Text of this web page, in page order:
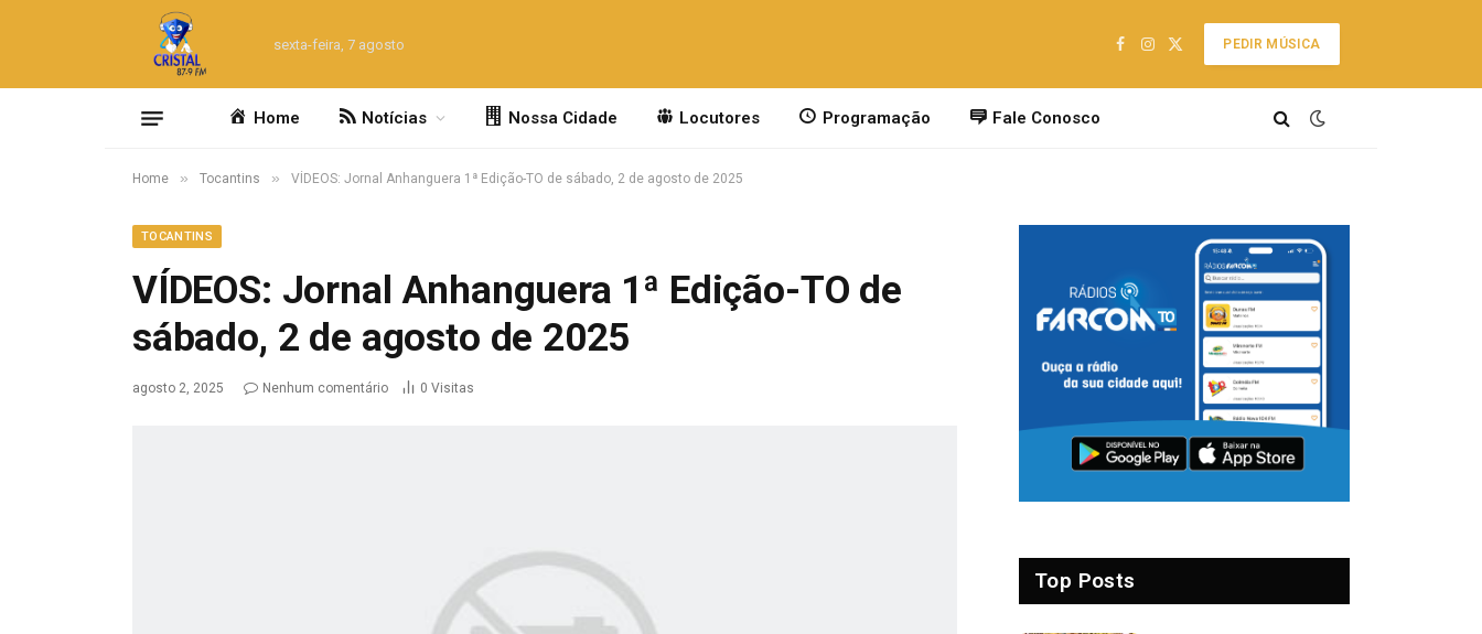
sexta-feira, 7 agosto
Facebook
Instagram
X
PEDIR MÚSICA
Home Notícias Nossa Cidade Locutores Programação Fale Conosco
Home » Tocantins » VÍDEOS: Jornal Anhanguera 1ª Edição-TO de sábado, 2 de agosto de 2025
TOCANTINS
VÍDEOS: Jornal Anhanguera 1ª Edição-TO de
sábado, 2 de agosto de 2025
agosto 2, 2025 Nenhum comentário 0 Visitas
Top Posts